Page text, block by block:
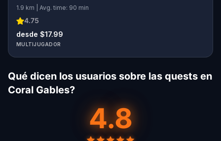
1.9 km | Avg. time: 90 min
4.75
desde $17.99
MULTIJUGADOR
Qué dicen los usuarios sobre las quests en
Coral Gables?
4.8